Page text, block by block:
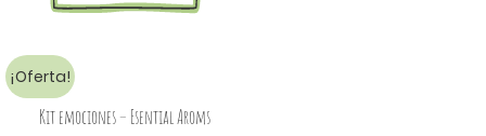
¡Oferta!
Kit emociones – Esential Aroms